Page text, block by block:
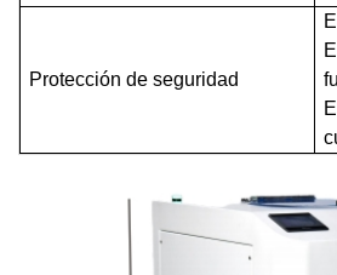
Protección de seguridad